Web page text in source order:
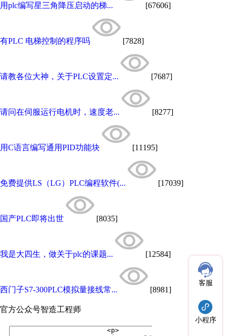
用plc编写星三角降压启动的梯... [67606]
有PLC 电梯控制的程序吗 [7828]
请教各位大神，关于PLC设置定... [7687]
请问在伺服运行电机时，速度老... [8277]
用C语言编写通用PID功能块 [11195]
免费提供LS（LG）PLC编程软件(... [17039]
国产PLC即将出世 [8035]
我是大四生，做关于plc的课题... [12584]
西门子S7-300PLC模拟量接线常... [8981]
官方公众号智造工程师
客服
小程序